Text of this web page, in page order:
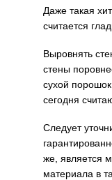
Даже такая
считается
Выровнять
стены
сухой
сегодня
Следует
же, является
материала в